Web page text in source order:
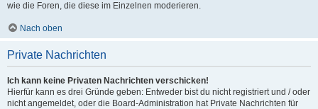
wie die Foren, die diese im Einzelnen moderieren.
Nach oben
Private Nachrichten
Ich kann keine Privaten Nachrichten verschicken!
Hierfür kann es drei Gründe geben: Entweder bist du nicht registriert und / oder
nicht angemeldet, oder die Board-Administration hat Private Nachrichten für